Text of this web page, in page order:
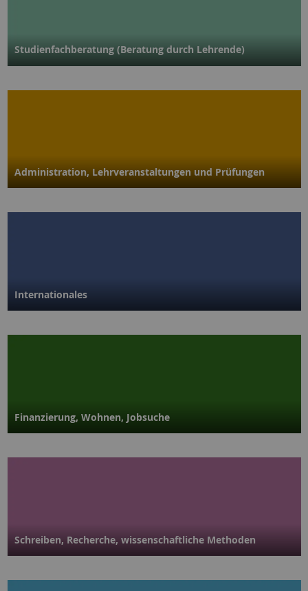
Studienfachberatung (Beratung durch Lehrende)
Administration, Lehr­veranstaltungen und Prüfungen
Internationales
Finanzierung, Wohnen, Jobsuche
Schreiben, Recherche, wissen­schaftliche Methoden